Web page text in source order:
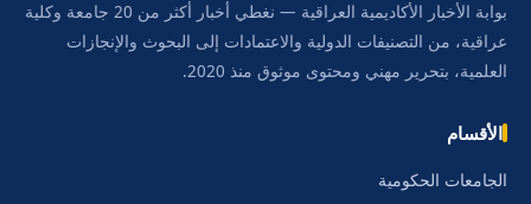
بوابة الأخبار الأكاديمية العراقية — نغطي أخبار أكثر من 20 جامعة وكلية
عراقية، من التصنيفات الدولية والاعتمادات إلى البحوث والإنجازات
العلمية، بتحرير مهني ومحتوى موثوق منذ 2020.
الأقسام
الجامعات الحكومية